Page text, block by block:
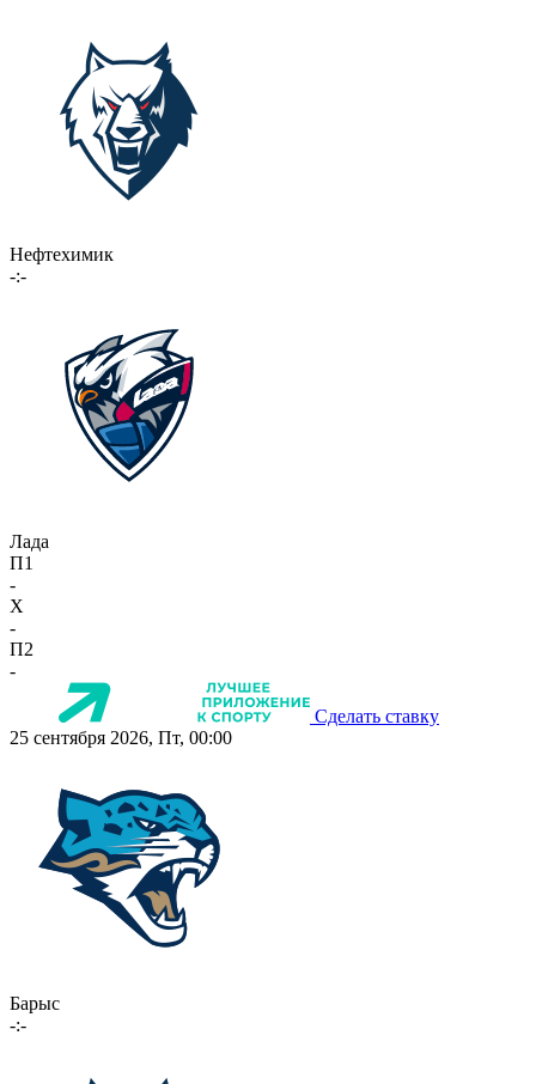
Нефтехимик
-:-
Лада
П1
-
X
-
П2
-
Сделать ставку
25 сентября 2026, Пт, 00:00
Барыс
-:-